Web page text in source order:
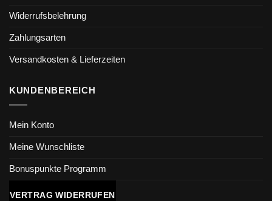
Widerrufsbelehrung
Zahlungsarten
Versandkosten & Lieferzeiten
KUNDENBEREICH
Mein Konto
Meine Wunschliste
Bonuspunkte Programm
VERTRAG WIDERRUFEN